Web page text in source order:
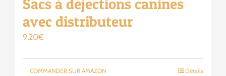
Sacs à déjections canines
avec distributeur
9,20€
COMMANDER SUR AMAZON Détails